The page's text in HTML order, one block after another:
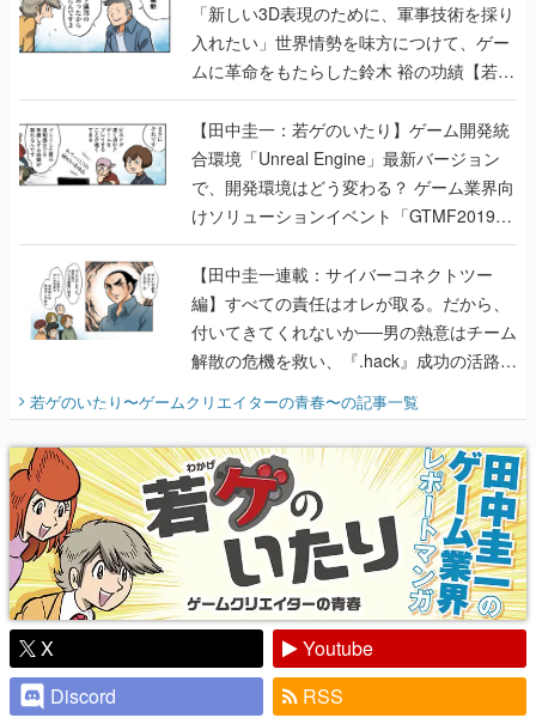
「新しい3D表現のために、軍事技術を採り
入れたい」世界情勢を味方につけて、ゲー
ムに革命をもたらした鈴木 裕の功績【若ゲ
のいたり】
【田中圭一：若ゲのいたり】ゲーム開発統
合環境「Unreal Engine」最新バージョン
で、開発環境はどう変わる？ ゲーム業界向
けソリューションイベント「GTMF2019」
に行って、より理解を深めよう【PR】
【田中圭一連載：サイバーコネクトツー
編】すべての責任はオレが取る。だから、
付いてきてくれないか──男の熱意はチーム
解散の危機を救い、『.hack』成功の活路を
開く。業界の快男児・松山 洋に流れる血は
『少年ジャンプ』色だった【若ゲのいた
り】
若ゲのいたり〜ゲームクリエイターの青春〜の記事一覧
X
Youtube
Discord
RSS